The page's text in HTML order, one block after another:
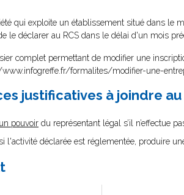
qui exploite un établissement situé dans
le déclarer au RCS dans le délai d'un mois
complet permettant de modifier une
formalites/modifier-une-
justificatives à joindre
un pouvoir du représentant légal s’il n’effectue
l'activité déclarée est réglementée, produire